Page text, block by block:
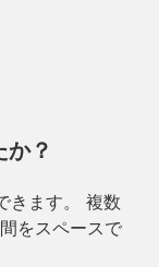
？
きます。 複数
をスペースで